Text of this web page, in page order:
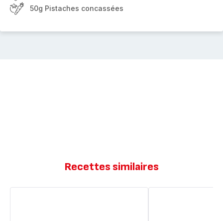
50g Pistaches concassées
Recettes similaires